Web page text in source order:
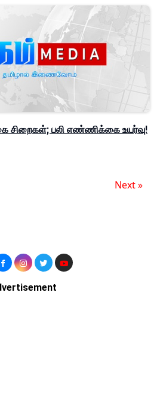
சிறைகள்; பலி எண்ணிக்கை உயர்வு!
Next »